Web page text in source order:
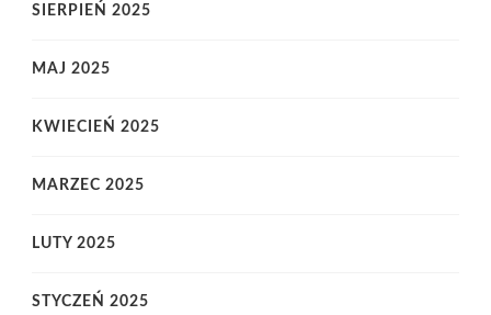
SIERPIEŃ 2025
MAJ 2025
KWIECIEŃ 2025
MARZEC 2025
LUTY 2025
STYCZEŃ 2025